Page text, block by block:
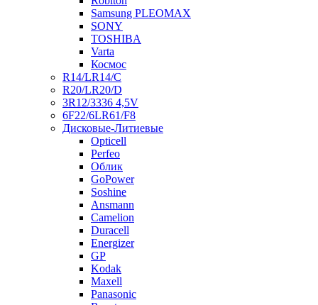
Samsung PLEOMAX
SONY
TOSHIBA
Varta
Космос
R14/LR14/C
R20/LR20/D
3R12/3336 4,5V
6F22/6LR61/F8
Дисковые-Литиевые
Opticell
Perfeo
Облик
GoPower
Soshine
Ansmann
Camelion
Duracell
Energizer
GP
Kodak
Maxell
Panasonic